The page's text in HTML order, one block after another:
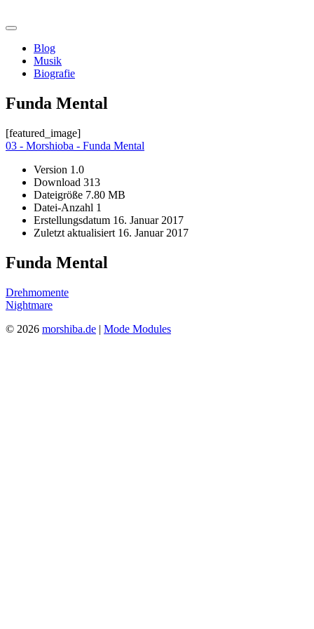
to
Blog
Musik
Biografie
Funda Mental
[featured_image]
03 - Morshioba - Funda Mental
Version 1.0
Download 313
Dateigröße 7.80 MB
Datei-Anzahl 1
Erstellungsdatum 16. Januar 2017
Zuletzt aktualisiert 16. Januar 2017
Funda Mental
Beitragsnavigation
Drehmomente
Nightmare
© 2026 morshiba.de | Mode Modules